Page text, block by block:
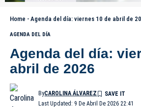
Home - Agenda del día: viernes 10 de abril de
AGENDA DEL DÍA
Agenda del día:
abril de 2026
Last Updated: 9 De Abril De 2026 22:41
ByCAROLINA ÁLVAREZ